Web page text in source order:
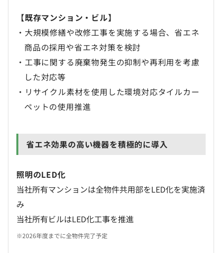
【既存マンション・ビル】
・大規模修繕や改修工事を実施する場合、省エネ
商品の採用や省エネ対策を検討
・工事に関する廃棄物発生の抑制や再利用を考慮
した対応等
・リサイクル素材を使用した環境対応タイルカー
ペットの使用推進
省エネ効果の高い機器を積極的に導入
照明のLED化
当社所有マンションは全物件共用部をLED化を実施済
み
当社所有ビルはLED化工事を推進
※2026年度までに全物件完了予定